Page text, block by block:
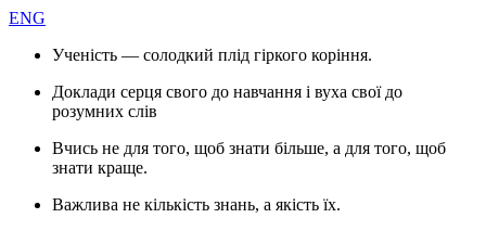
ENG
Ученість — солодкий плід гіркого коріння.
Доклади серця свого до навчання і вуха свої до
розумних слів
Вчись не для того, щоб знати більше, а для того, щоб
знати краще.
Важлива не кількість знань, а якість їх.